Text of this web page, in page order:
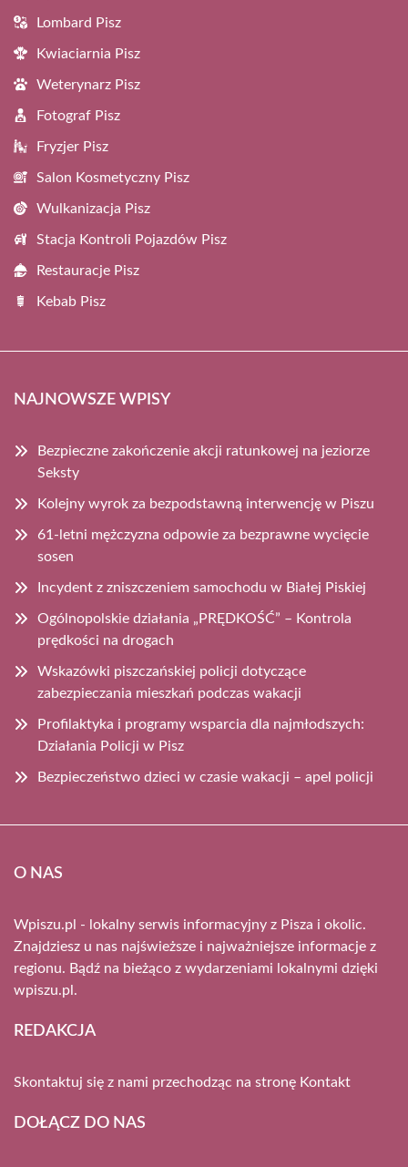
Lombard Pisz
Kwiaciarnia Pisz
Weterynarz Pisz
Fotograf Pisz
Fryzjer Pisz
Salon Kosmetyczny Pisz
Wulkanizacja Pisz
Stacja Kontroli Pojazdów Pisz
Restauracje Pisz
Kebab Pisz
NAJNOWSZE WPISY
Bezpieczne zakończenie akcji ratunkowej na jeziorze
Seksty
Kolejny wyrok za bezpodstawną interwencję w Piszu
61-letni mężczyzna odpowie za bezprawne wycięcie
sosen
Incydent z zniszczeniem samochodu w Białej Piskiej
Ogólnopolskie działania „PRĘDKOŚĆ” – Kontrola
prędkości na drogach
Wskazówki piszczańskiej policji dotyczące
zabezpieczania mieszkań podczas wakacji
Profilaktyka i programy wsparcia dla najmłodszych:
Działania Policji w Pisz
Bezpieczeństwo dzieci w czasie wakacji – apel policji
O NAS
Wpiszu.pl - lokalny serwis informacyjny z Pisza i okolic.
Znajdziesz u nas najświeższe i najważniejsze informacje z
regionu. Bądź na bieżąco z wydarzeniami lokalnymi dzięki
wpiszu.pl.
REDAKCJA
Skontaktuj się z nami przechodząc na stronę Kontakt
DOŁĄCZ DO NAS